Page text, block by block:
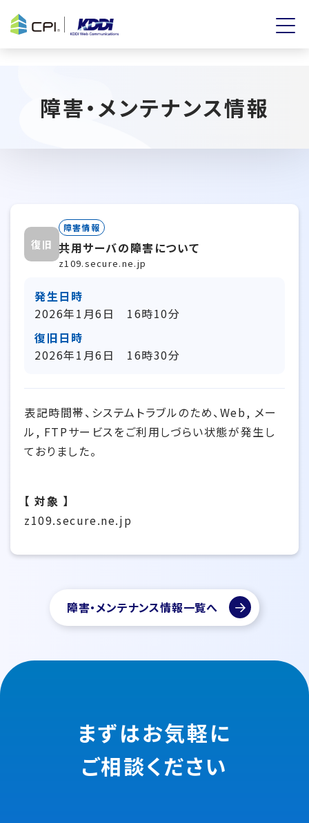
障害・メンテナンス情報
復旧
障害情報
共用サーバの障害について
z109.secure.ne.jp
発生日時
2026年1月6日 16時10分
復旧日時
2026年1月6日 16時30分
表記時間帯、システムトラブルのため、Web, メー
ル, FTPサービスをご利用しづらい状態が発生し
ておりました。
【 対象 】
z109.secure.ne.jp
障害・メンテナンス情報一覧へ
まずはお気軽に
ご相談ください